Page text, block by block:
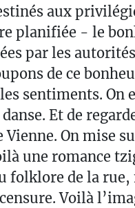
aux
planifiée - le
par les
de ce
sentiments. On
Et de
Vienne. On mise
une romance
folklore de la
Voilà